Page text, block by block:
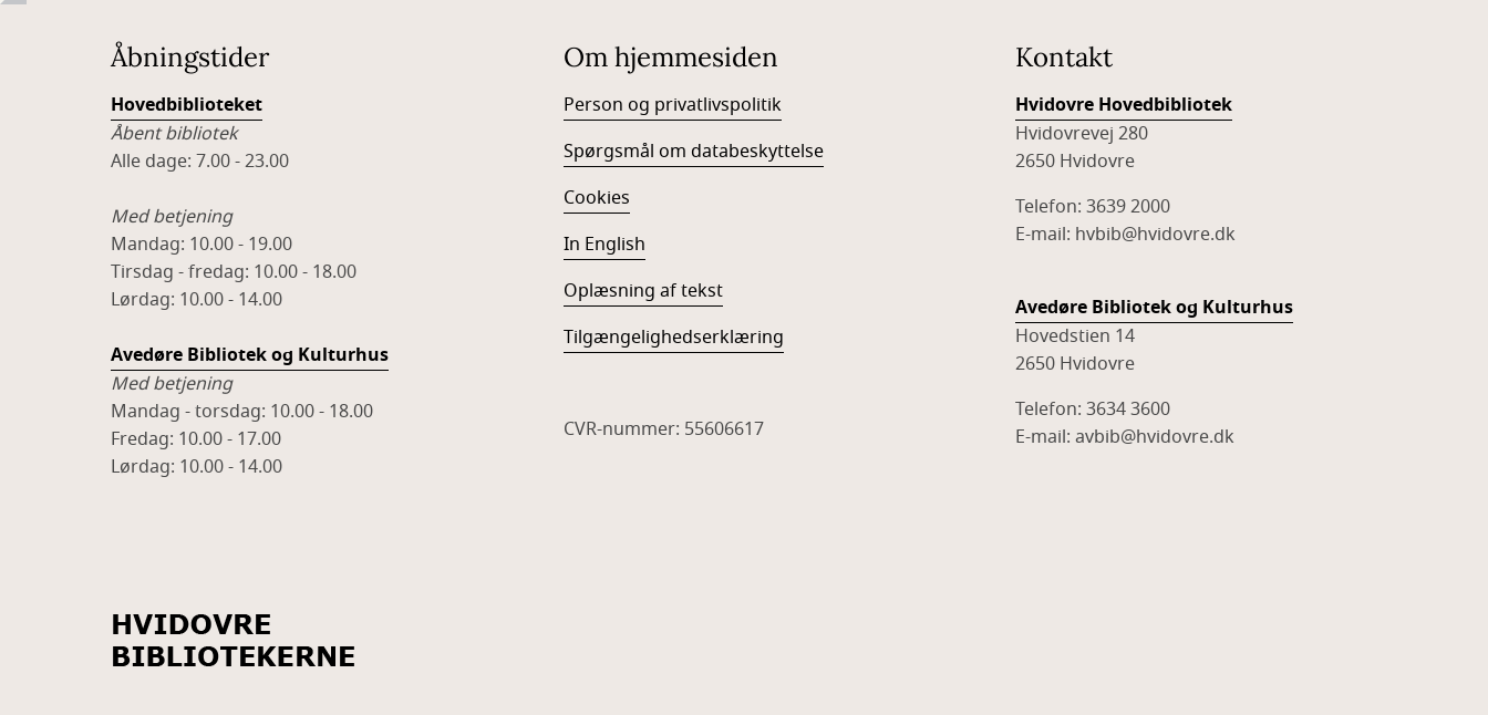
Åbningstider
Hovedbiblioteket
Åbent bibliotek
Alle dage: 7.00 - 23.00
Med betjening
Mandag: 10.00 - 19.00
Tirsdag - fredag: 10.00 - 18.00
Lørdag: 10.00 - 14.00
Avedøre Bibliotek og Kulturhus
Med betjening
Mandag - torsdag: 10.00 - 18.00
Fredag: 10.00 - 17.00
Lørdag: 10.00 - 14.00
Om hjemmesiden
Person og privatlivspolitik
Spørgsmål om databeskyttelse
Cookies
In English
Oplæsning af tekst
Tilgængelighedserklæring
CVR-nummer: 55606617
Kontakt
Hvidovre Hovedbibliotek
Hvidovrevej 280
2650 Hvidovre
Telefon: 3639 2000
E-mail: hvbib@hvidovre.dk
Avedøre Bibliotek og Kulturhus
Hovedstien 14
2650 Hvidovre
Telefon: 3634 3600
E-mail: avbib@hvidovre.dk